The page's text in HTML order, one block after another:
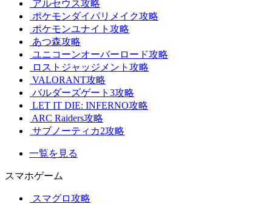
アルセウス攻略
ポケモンダイパリメイク攻略
ポケモンユナイト攻略
あつ森攻略
ユニコーンオーバーロード攻略
ロストジャッジメント攻略
VALORANT攻略
バルダーズゲート3攻略
LET IT DIE: INFERNO攻略
ARC Raiders攻略
サブノーティカ2攻略
一覧を見る
スマホゲーム
スマグロ攻略